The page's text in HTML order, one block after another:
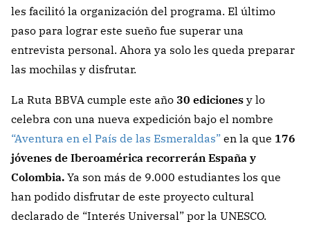
les facilitó la organización del programa. El último
paso para lograr este sueño fue superar una
entrevista personal. Ahora ya solo les queda preparar
las mochilas y disfrutar.
La Ruta BBVA cumple este año 30 ediciones y lo
celebra con una nueva expedición bajo el nombre
“Aventura en el País de las Esmeraldas” en la que 176
jóvenes de Iberoamérica recorrerán España y
Colombia. Ya son más de 9.000 estudiantes los que
han podido disfrutar de este proyecto cultural
declarado de “Interés Universal” por la UNESCO.